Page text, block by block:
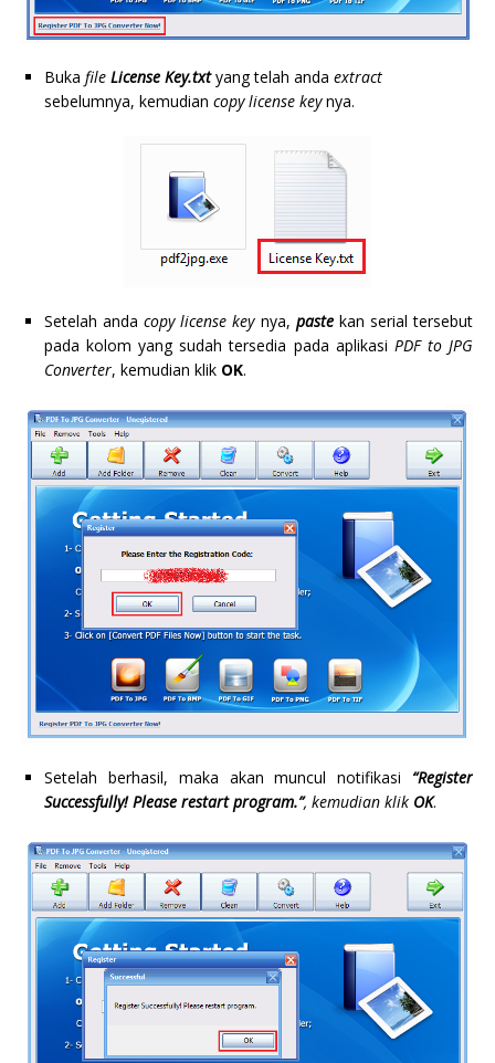
Buka file License Key.txtyang telah anda extract
sebelumnya, kemudian copy license keynya.
Setelah andacopy license keynya, pastekan serial tersebut
pada kolom yang sudah tersedia pada aplikasi PDF to JPG
Converter, kemudian klik OK.
Setelah berhasil, maka akan muncul notifikasi “Register
Successfully! Please restart program.”, kemudian klik OK.